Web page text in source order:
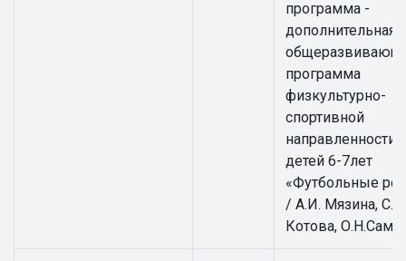
программа -
дополнительная
программа
физкультурно-
спортивной
направленности
детей 6-7лет
«Футбольные
/ А.И. Мязина, С.А.
Котова,